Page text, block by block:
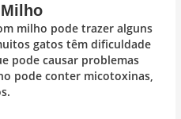
milho pode trazer alguns
gatos têm dificuldade
pode causar problemas
pode conter micotoxinas,